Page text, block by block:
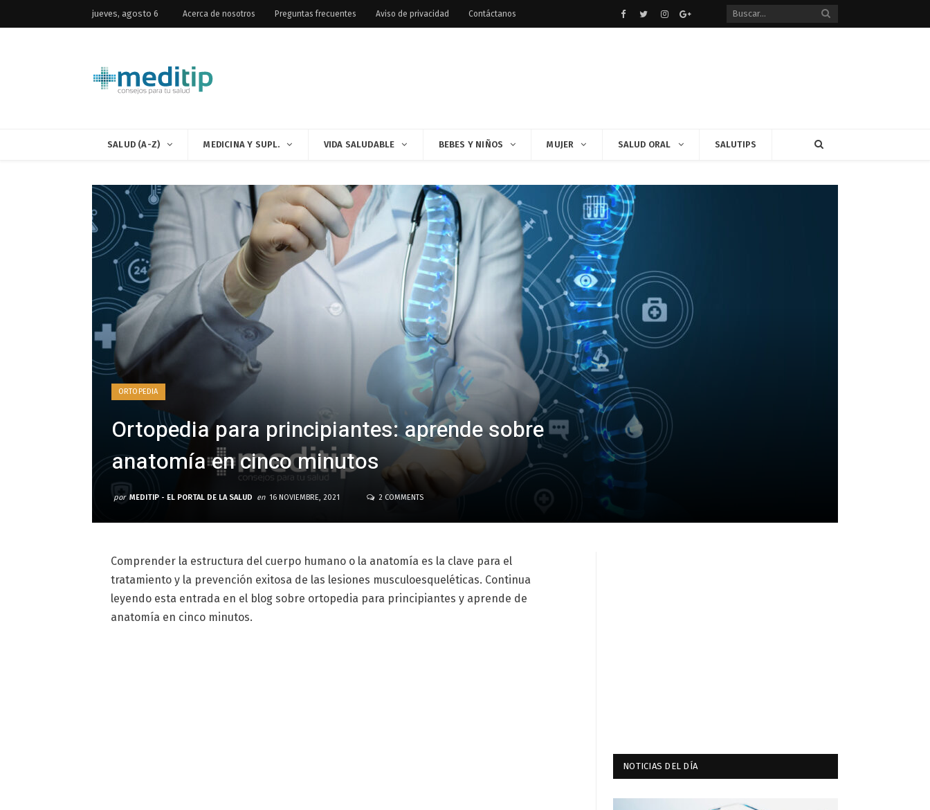
jueves, agosto 6 Acerca de nosotros Preguntas frecuentes Aviso de privacidad Contáctanos Facebook
TwitterinstagramGoogle+
SALUD (A-Z) MEDICINA Y SUPL. VIDA SALUDABLE BEBES Y NIÑOS MUJER SALUD ORAL SALUTIPS
ORTOPEDIA
Ortopedia para principiantes: aprende sobre
anatomía en cinco minutos
por MEDITIP - EL PORTAL DE LA SALUD en 16 NOVIEMBRE, 2021 2 COMMENTS
Comprender la estructura del cuerpo humano o la anatomía es la clave para el
tratamiento y la prevención exitosa de las lesiones musculoesqueléticas. Continua
leyendo esta entrada en el blog sobre ortopedia para principiantes y aprende de
anatomía en cinco minutos.
NOTICIAS DEL DÍA